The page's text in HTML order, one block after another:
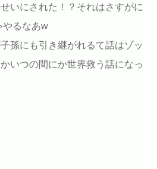
いにされた！？それはさすがに
やるなあw
孫にも引き継がれるて話はゾッ
いつの間にか世界救う話になっ